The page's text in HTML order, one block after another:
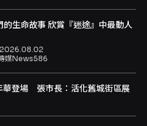
的生命故事 欣賞『迷途』中最動人
2026.08.02
媒News586
登場 張市長：活化舊城街區展